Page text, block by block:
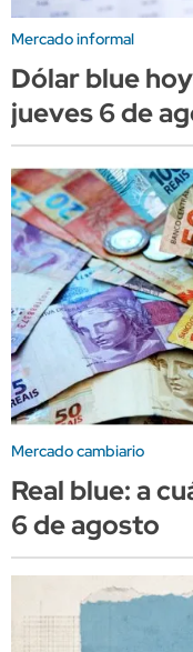
Mercado informal
Dólar blue
jueves 6 de
Mercado cambiario
Real blue: a
6 de agosto